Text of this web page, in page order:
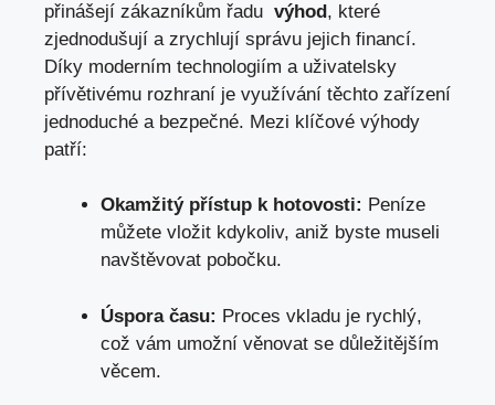
přinášejí zákazníkům řadu ⁣ výhod,‍ které
‍zjednodušují a zrychlují správu jejich‍ financí.
Díky moderním ‌technologiím‍ a uživatelsky
přívětivému rozhraní je využívání ⁤těchto zařízení
jednoduché a bezpečné. Mezi klíčové výhody
patří:
Okamžitý ‌přístup k hotovosti: Peníze
můžete vložit kdykoliv, aniž byste museli‌
navštěvovat pobočku.
Úspora času: Proces vkladu⁤ je rychlý,
což vám umožní věnovat se důležitějším
věcem.